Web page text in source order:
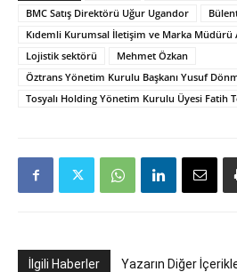
BMC Satış Direktörü Uğur Ugandor
Kıdemli Kurumsal İletişim ve Marka Müdürü
Lojistik sektörü
Mehmet Özkan
Öztrans Yönetim Kurulu Başkanı Yusuf
Tosyalı Holding Yönetim Kurulu Üyesi Fatih
İlgili Haberler Yazarın Diğer